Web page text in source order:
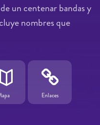
un centenar bandas y
nombres que
Enlaces